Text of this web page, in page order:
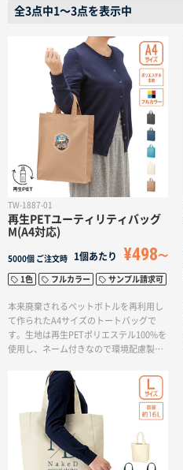
よくあるご質問
名入れグループサイト
全3点中1〜3点を表示中
TW-1887-01
再生PETユーティリティバッグ
M(A4対応)
5000個 ご注文時 1個あたり ¥498
1色 フルカラー サンプル請求可
本来廃棄されるペットボトルを再利用し
て作られたA4サイズのトートバッグで
す。生地は再生PETポリエステル100%を
使用し、ネーム付きなので環境配慮製品
エコを意識したノベルティにぴったりで
す。ペットボトルの再利用は、海洋プラ
スチック問題の改善や二酸化炭素排出の
抑制など環境保全に貢献します。使用し
ている再生PET素材は第三者認証を取得
しており安心の品質です。本体色は全5色
展開。ベーシックカラーのアイボリー・